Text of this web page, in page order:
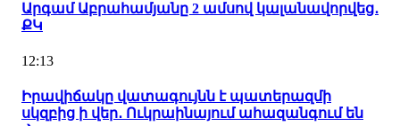
Արգամ Աբրահամյանը 2 ամսով կալանավորվեց․
ՔԿ
12:13
Իրավիճակը վատագույնն է պատերազմի
սկզբից ի վեր․ Ուկրաինայում ահազանգում են